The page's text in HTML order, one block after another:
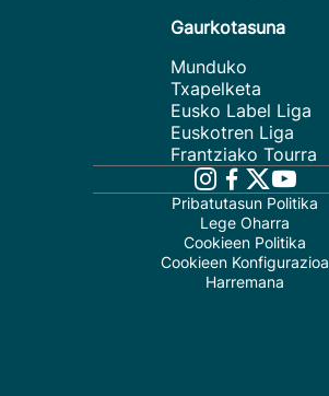
Gaurkotasuna
Munduko
Txapelketa
Eusko Label Liga
Euskotren Liga
Frantziako Tourra
Pribatutasun Politika
Lege Oharra
Cookieen Politika
Cookieen Konfigurazioa
Harremana